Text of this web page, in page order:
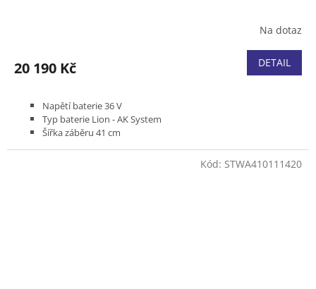
Na dotaz
20 190 Kč DETAIL
Napětí baterie 36 V
Typ baterie Lion - AK System
Šířka záběru 41 cm
Kód: STWA410111420